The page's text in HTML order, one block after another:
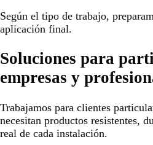
Según el tipo de trabajo,
aplicación final.
Soluciones para
empresas y
Trabajamos para clientes
necesitan productos resistentes,
real de cada instalación.